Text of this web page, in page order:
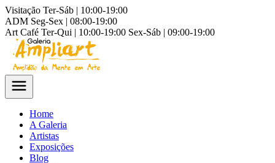
Visitação Ter-Sáb | 10:00-19:00
ADM Seg-Sex | 08:00-19:00
Art Café Ter-Qui | 10:00-19:00 Sex-Sáb | 09:00-19:00
Home
A Galeria
Artistas
Exposições
Blog